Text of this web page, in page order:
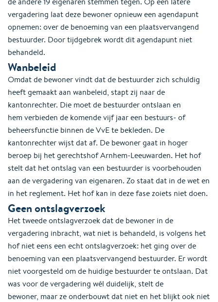
vergadering laat deze bewoner opnieuw een agendapunt
opnemen: over de benoeming van een plaatsvervangend
bestuurder. Door tijdgebrek wordt dit agendapunt niet
behandeld.
Wanbeleid
Omdat de bewoner vindt dat de bestuurder zich schuldig
heeft gemaakt aan wanbeleid, stapt zij naar de
kantonrechter. Die moet de bestuurder ontslaan en
hem verbieden de komende vijf jaar een bestuurs- of
beheersfunctie binnen de VvE te bekleden. De
kantonrechter wijst dat af. De bewoner gaat in hoger
beroep bij het gerechtshof Arnhem-Leeuwarden. Het hof
stelt dat het ontslag van een bestuurder is voorbehouden
aan de vergadering van eigenaren. Zo staat dat in de wet en
in het reglement. Het hof kan in deze fase zoiets niet doen.
Geen ontslagverzoek
Het tweede ontslagverzoek dat de bewoner in de
vergadering inbracht, wat niet is behandeld, is volgens het
hof niet eens een echt ontslagverzoek: het ging over de
benoeming van een plaatsvervangend bestuurder. Er wordt
niet voorgesteld om de huidige bestuurder te ontslaan. Dat
was voor de vergadering wél duidelijk, stelt de
bewoner, maar ze onderbouwt dat niet en het blijkt ook niet